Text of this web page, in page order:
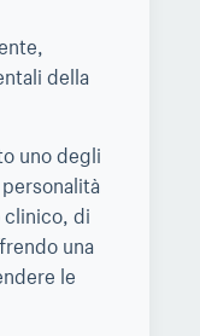
della
uno degli
di
una
le